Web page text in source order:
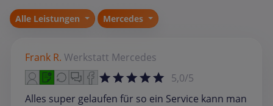
Alle Leistungen Mercedes
Frank R. Werkstatt Mercedes
5,0/5
Alles super gelaufen für so ein Service kann man